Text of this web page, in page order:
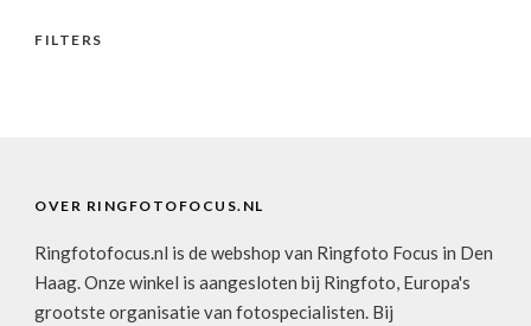
FILTERS
OVER RINGFOTOFOCUS.NL
Ringfotofocus.nl is de webshop van Ringfoto Focus in Den
Haag. Onze winkel is aangesloten bij Ringfoto, Europa's
grootste organisatie van fotospecialisten. Bij